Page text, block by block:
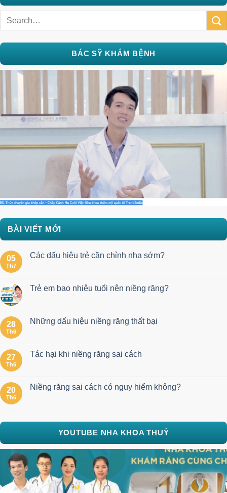
BÁC SỸ KHÁM BỆNH
BÀI VIẾT MỚI
05
Th7
Các dấu hiệu trẻ cần chỉnh nha sớm?
Trẻ em bao nhiêu tuổi nên niềng răng?
28
Th6
Những dấu hiệu niềng răng thất bại
27
Th6
Tác hại khi niềng răng sai cách
20
Th6
Niềng răng sai cách có nguy hiểm không?
YOUTUBE NHA KHOA THUỲ